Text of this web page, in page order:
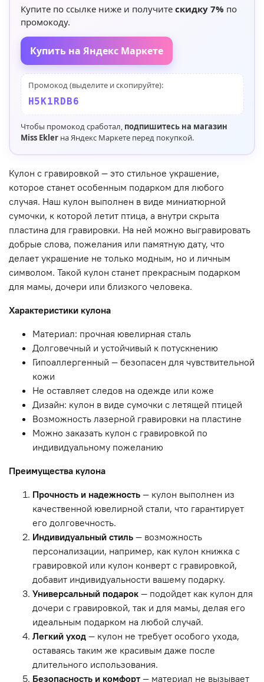
Купите по ссылке ниже и получите скидку 7% по
промокоду.
Купить на Яндекс Маркете
Промокод (выделите и скопируйте):
H5K1RDB6
Чтобы промокод сработал, подпишитесь на магазин
Miss Eklerна Яндекс Маркете перед покупкой.
Кулон с гравировкой — это стильное украшение,
которое станет особенным подарком для любого
случая. Наш кулон выполнен в виде миниатюрной
сумочки, к которой летит птица, а внутри скрыта
пластина для гравировки. На ней можно выгравировать
добрые слова, пожелания или памятную дату, что
делает украшение не только модным, но и личным
символом. Такой кулон станет прекрасным подарком
для мамы, дочери или близкого человека.
Характеристики кулона
Материал: прочная ювелирная сталь
Долговечный и устойчивый к потускнению
Гипоаллергенный — безопасен для чувствительной
кожи
Не оставляет следов на одежде или коже
Дизайн: кулон в виде сумочки с летящей птицей
Возможность лазерной гравировки на пластине
Можно заказать кулон с гравировкой по
индивидуальному пожеланию
Преимущества кулона
Прочность и надежность — кулон выполнен из
качественной ювелирной стали, что гарантирует
его долговечность.
Индивидуальный стиль — возможность
персонализации, например, как кулон книжка с
гравировкой или кулон конверт с гравировкой,
добавит индивидуальности вашему подарку.
Универсальный подарок — подойдет как кулон для
дочери с гравировкой, так и для мамы, делая его
идеальным подарком на любой случай.
Легкий уход — кулон не требует особого ухода,
оставаясь таким же красивым даже после
длительного использования.
Безопасность и комфорт — материал не вызывает